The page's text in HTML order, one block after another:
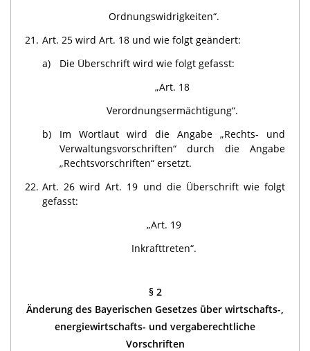
Ordnungswidrigkeiten“.
21. Art. 25 wird Art. 18 und wie folgt geändert:
a)
Die Überschrift wird wie folgt gefasst:
„Art. 18
Verordnungsermächtigung“.
b)
Im Wortlaut wird die Angabe „Rechts- und
Verwaltungsvorschriften“ durch die Angabe
„Rechtsvorschriften“ ersetzt.
22. Art. 26 wird Art. 19 und die Überschrift wie folgt
gefasst:
„Art. 19
Inkrafttreten“.
§ 2
Änderung des Bayerischen Gesetzes über wirtschafts-,
energiewirtschafts- und vergaberechtliche
Vorschriften